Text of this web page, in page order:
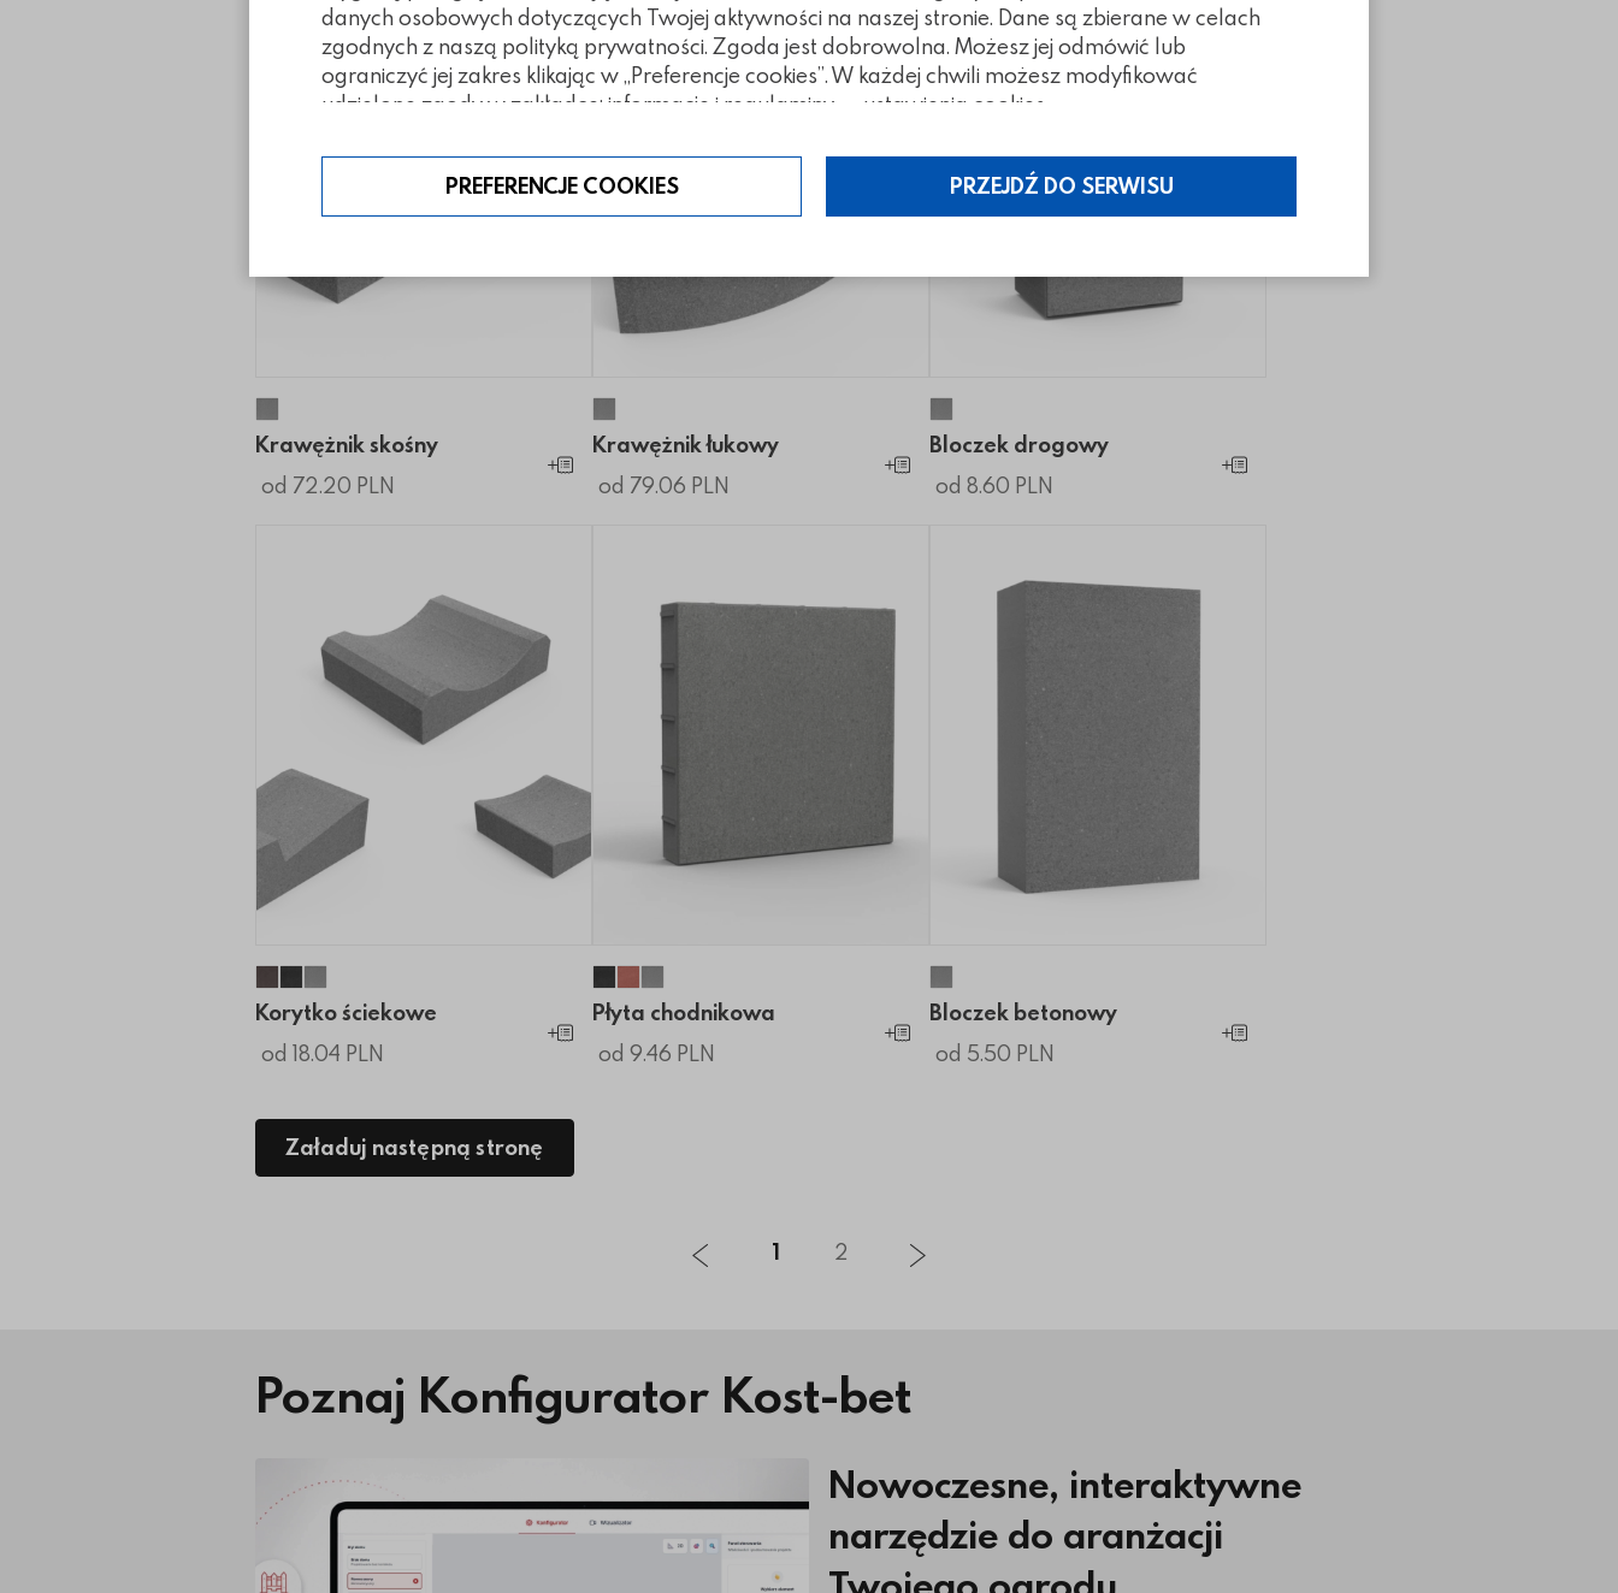
danych osobowych dotyczących Twojej aktywności na naszej stronie. Dane są zbierane w celach
zgodnych z naszą polityką prywatności. Zgoda jest dobrowolna. Możesz jej odmówić lub
ograniczyć jej zakres klikając w „Preferencje cookies”. W każdej chwili możesz modyfikować
udzielone zgody w zakładce: informacje i regulaminy — ustawienia cookies.
PREFERENCJE COOKIES PRZEJDŹ DO SERWISU
Krawężnik skośny
Krawężnik skośny
od 72.20 PLN
Dodaj do koszyka
Krawężnik łukowy
Krawężnik łukowy
od 79.06 PLN
Dodaj do koszyka
Bloczek drogowy
Bloczek drogowy
od 8.60 PLN
Dodaj do koszyka
Korytko ściekowe
Korytko ściekowe
Korytko ściekowe
Korytko ściekowe
od 18.04 PLN
Dodaj do koszyka
Płyta chodnikowa
Płyta chodnikowa
Płyta chodnikowa
Płyta chodnikowa
od 9.46 PLN
Dodaj do koszyka
Bloczek betonowy
Bloczek betonowy
od 5.50 PLN
Dodaj do koszyka
Załaduj następną stronę
1 2
Poznaj Konfigurator Kost-bet
Nowoczesne, interaktywne
narzędzie do aranżacji